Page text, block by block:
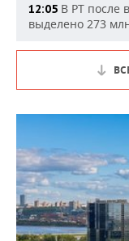
12:05 В РТ после
выделено 273